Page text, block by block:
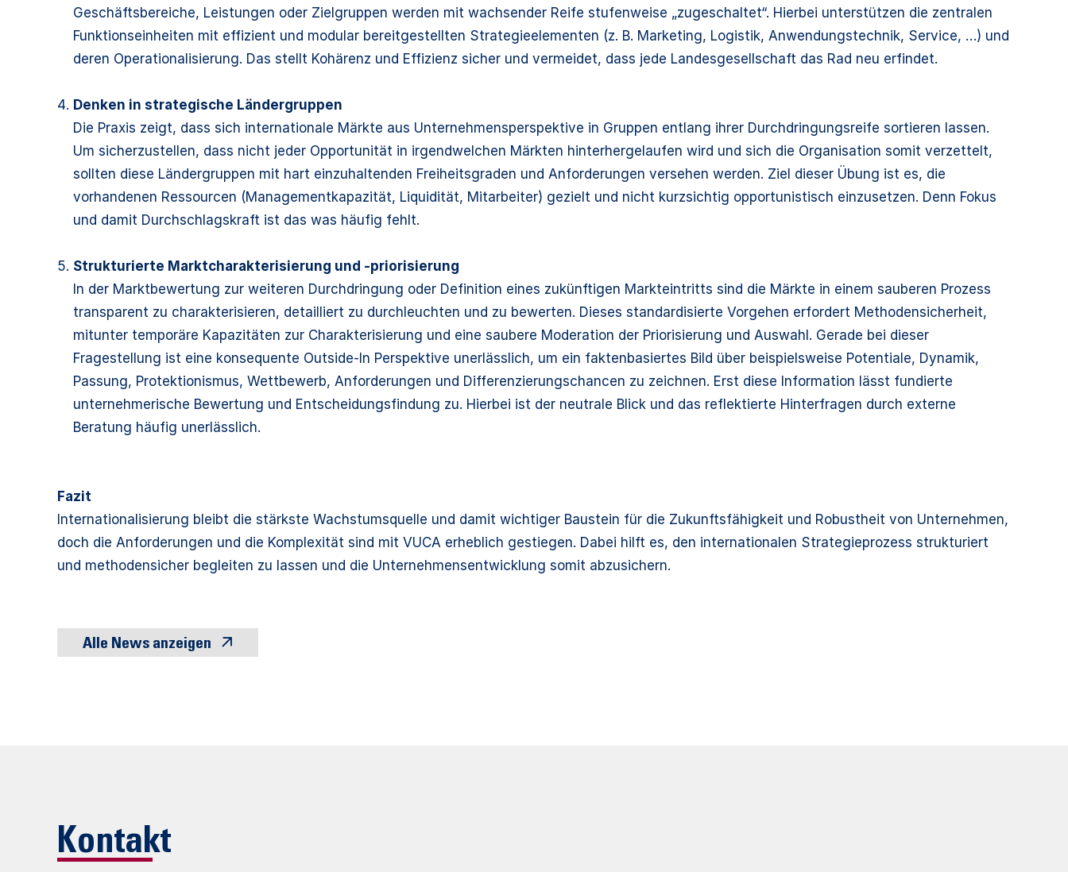
Geschäftsbereiche, Leistungen oder Zielgruppen werden mit wachsender Reife stufenweise „zugeschaltet“. Hierbei unterstützen die zentralen
Funktionseinheiten mit effizient und modular bereitgestellten Strategieelementen (z. B. Marketing, Logistik, Anwendungstechnik, Service, …) und
deren Operationalisierung. Das stellt Kohärenz und Effizienz sicher und vermeidet, dass jede Landesgesellschaft das Rad neu erfindet.
Denken in strategische Ländergruppen
Die Praxis zeigt, dass sich internationale Märkte aus Unternehmensperspektive in Gruppen entlang ihrer Durchdringungsreife sortieren lassen.
Um sicherzustellen, dass nicht jeder Opportunität in irgendwelchen Märkten hinterhergelaufen wird und sich die Organisation somit verzettelt,
sollten diese Ländergruppen mit hart einzuhaltenden Freiheitsgraden und Anforderungen versehen werden. Ziel dieser Übung ist es, die
vorhandenen Ressourcen (Managementkapazität, Liquidität, Mitarbeiter) gezielt und nicht kurzsichtig opportunistisch einzusetzen. Denn Fokus
und damit Durchschlagskraft ist das was häufig fehlt.
Strukturierte Marktcharakterisierung und -priorisierung
In der Marktbewertung zur weiteren Durchdringung oder Definition eines zukünftigen Markteintritts sind die Märkte in einem sauberen Prozess
transparent zu charakterisieren, detailliert zu durchleuchten und zu bewerten. Dieses standardisierte Vorgehen erfordert Methodensicherheit,
mitunter temporäre Kapazitäten zur Charakterisierung und eine saubere Moderation der Priorisierung und Auswahl. Gerade bei dieser
Fragestellung ist eine konsequente Outside-In Perspektive unerlässlich, um ein faktenbasiertes Bild über beispielsweise Potentiale, Dynamik,
Passung, Protektionismus, Wettbewerb, Anforderungen und Differenzierungschancen zu zeichnen. Erst diese Information lässt fundierte
unternehmerische Bewertung und Entscheidungsfindung zu. Hierbei ist der neutrale Blick und das reflektierte Hinterfragen durch externe
Beratung häufig unerlässlich.
Fazit
Internationalisierung bleibt die stärkste Wachstumsquelle und damit wichtiger Baustein für die Zukunftsfähigkeit und Robustheit von Unternehmen,
doch die Anforderungen und die Komplexität sind mit VUCA erheblich gestiegen. Dabei hilft es, den internationalen Strategieprozess strukturiert
und methodensicher begleiten zu lassen und die Unternehmensentwicklung somit abzusichern.
Alle News anzeigen
Kontakt